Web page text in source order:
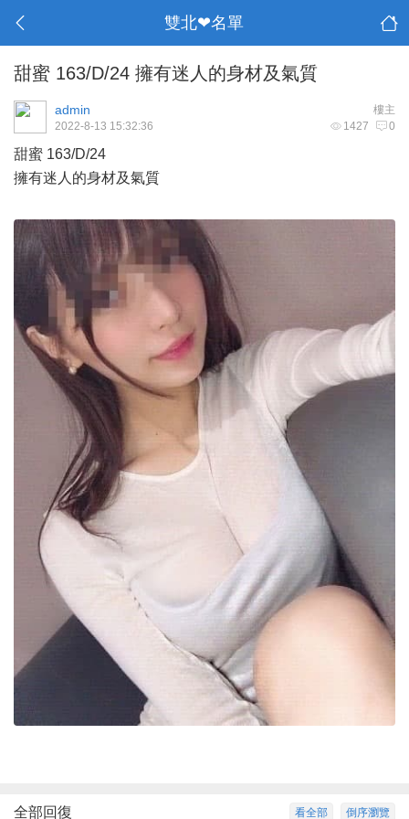
雙北❤名單
甜蜜 163/D/24 擁有迷人的身材及氣質
樓主
admin
1427 0
2022-8-13 15:32:36
甜蜜 163/D/24
擁有迷人的身材及氣質
倒序瀏覽
看全部
全部回復